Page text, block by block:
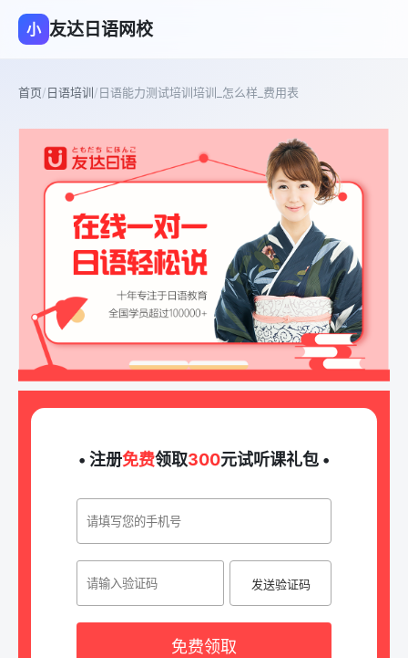
小 友达日语网校
首页/日语培训/日语能力测试培训培训_怎么样_费用表
• 注册免费领取300元试听课礼包 •
发送验证码
免费领取